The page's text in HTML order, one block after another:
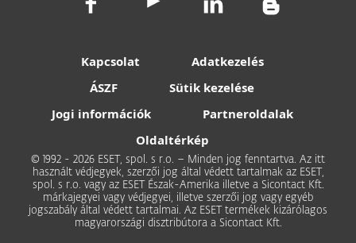
Kapcsolat
Adatkezelés
ÁSZF
Sütik kezelése
Jogi információk
Partneroldalak
Oldaltérkép
© 1992 - 2026 ESET, spol. s r.o. – Minden jog fenntartva. Az itt
használt védjegyek, szerzői jog által védett tartalmak az ESET,
spol. s r.o. vagy az ESET Észak-Amerika illetve a Sicontact Kft.
márkajegyei vagy védjegyei, illetve szerzői jog vagy egyéb
jogszabály által védett tartalmai. Az ESET termékek kizárólagos
magyarországi disztribútora a Sicontact Kft.